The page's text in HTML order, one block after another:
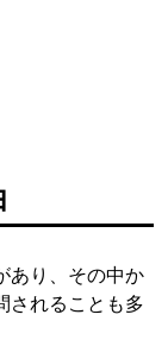
あり、その中か
されることも多